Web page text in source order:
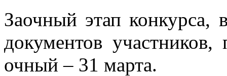
Заочный этап конкурса,
документов
очный – 31 марта.